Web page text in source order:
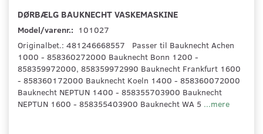
DØRBÆLG BAUKNECHT VASKEMASKINE
Model/varenr.: 101027
Originalbet.: 481246668557 Passer til Bauknecht Achen
1000 - 858360272000 Bauknecht Bonn 1200 -
858359972000, 858359972990 Bauknecht Frankfurt 1600
- 858360172000 Bauknecht Koeln 1400 - 858360072000
Bauknecht NEPTUN 1400 - 858355703900 Bauknecht
NEPTUN 1600 - 858355403900 Bauknecht WA 5 ...mere